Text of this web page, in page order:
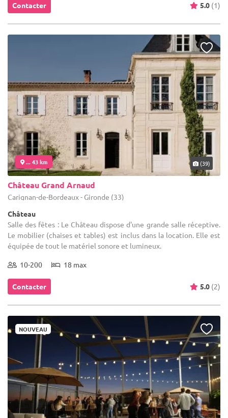
Contacter 5.0 (1)
... 43 km (39)
Château Grand Arnaud
Carignan-de-Bordeaux - Gironde (33)
Château
Salle des fêtes : Le Château dispose d'une grande salle réceptive.
Le mobilier (chaises et tables) est inclus dans la location. Elle est
équipée de tout le matériel sonore et lumineux.
10-200 18 max
Contacter 5.0 (2)
NOUVEAU